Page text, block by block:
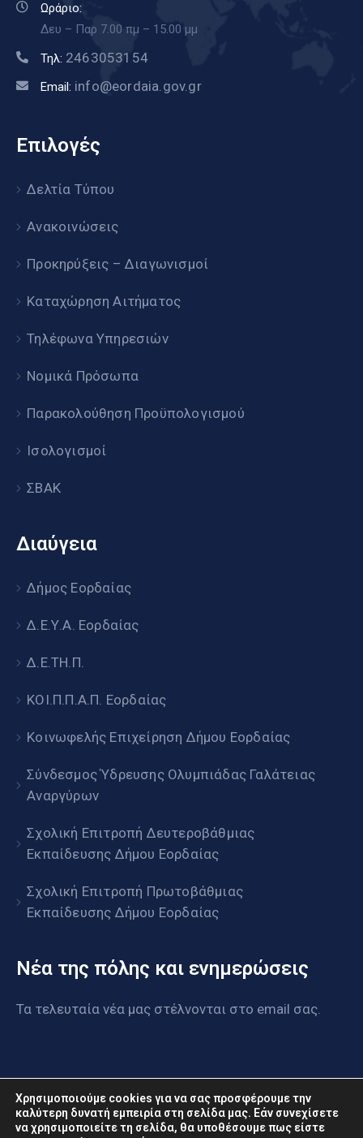
Ωράριο:
Δευ – Παρ 7.00 πμ – 15.00 μμ
Τηλ: 2463053154
Email: info@eordaia.gov.gr
Επιλογές
Δελτία Τύπου
Ανακοινώσεις
Προκηρύξεις – Διαγωνισμοί
Καταχώρηση Αιτήματος
Τηλέφωνα Υπηρεσιών
Νομικά Πρόσωπα
Παρακολούθηση Προϋπολογισμού
Ισολογισμοί
ΣΒΑΚ
Διαύγεια
Δήμος Εορδαίας
Δ.Ε.Υ.Α. Εορδαίας
Δ.Ε.ΤΗ.Π.
ΚΟΙ.Π.Π.Α.Π. Εορδαίας
Κοινωφελής Επιχείρηση Δήμου Εορδαίας
Σύνδεσμος Ύδρευσης Ολυμπιάδας Γαλάτειας
Αναργύρων
Σχολική Επιτροπή Δευτεροβάθμιας
Εκπαίδευσης Δήμου Εορδαίας
Σχολική Επιτροπή Πρωτοβάθμιας
Εκπαίδευσης Δήμου Εορδαίας
Νέα της πόλης και ενημερώσεις
Τα τελευταία νέα μας στέλνονται στο email σας.
Χρησιμοποιούμε cookies για να σας προσφέρουμε την
καλύτερη δυνατή εμπειρία στη σελίδα μας. Εάν συνεχίσετε
να χρησιμοποιείτε τη σελίδα, θα υποθέσουμε πως είστε